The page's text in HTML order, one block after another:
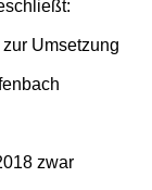
Umsetzung
zwar